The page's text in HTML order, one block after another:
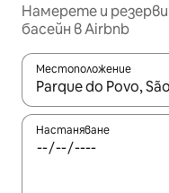
Намерете и
басейн в Airbnb
Местоположение
Когато
Настаняване